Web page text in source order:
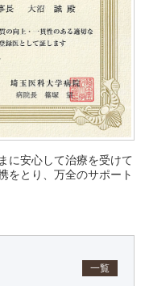
に安心して治療を受けて
をとり、万全のサポート
一覧